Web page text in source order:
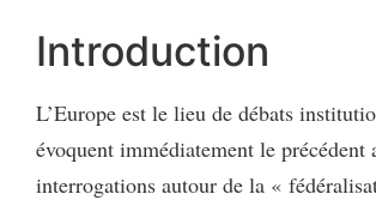
Introduction
L’Europe est le lieu de débats
évoquent immédiatement le précédent
interrogations autour de la «